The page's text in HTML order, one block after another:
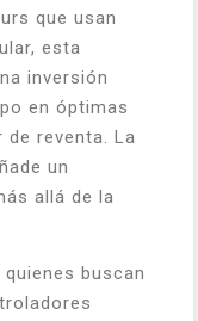
que usan
esta
inversión
en óptimas
reventa. La
un
allá de la
buscan